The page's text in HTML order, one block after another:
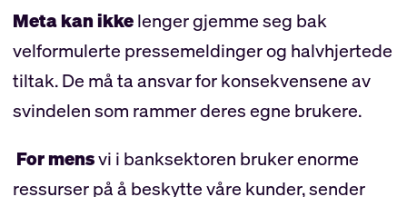
Meta kan ikkelenger gjemme seg bak
velformulerte pressemeldinger og halvhjertede
tiltak. De må ta ansvar for konsekvensene av
svindelen som rammer deres egne brukere.
For mensvi i banksektoren bruker enorme
ressurser på å beskytte våre kunder, sender